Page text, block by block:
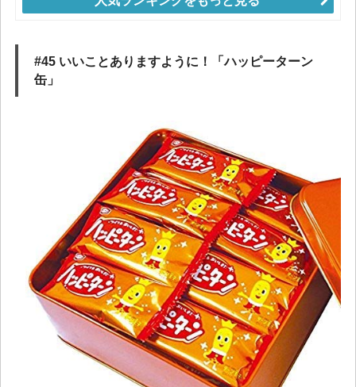
#45 いいことありますように！「ハッピーターン
缶」